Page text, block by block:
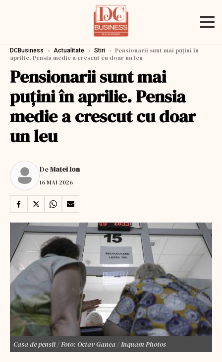
DCBusiness › Actualitate › Stiri › Pensionarii sunt mai puțini în
aprilie. Pensia medie a crescut cu doar un leu
Pensionarii sunt mai
puțini în aprilie. Pensia
medie a crescut cu doar
un leu
DeMatei Ion
16 MAI 2026
Casa de pensii / Foto: Octav Ganea / Inquam Photos